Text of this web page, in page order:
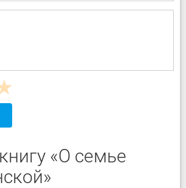
«О семье